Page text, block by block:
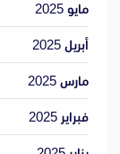
مايو 2025
أبريل 2025
مارس 2025
فبراير 2025